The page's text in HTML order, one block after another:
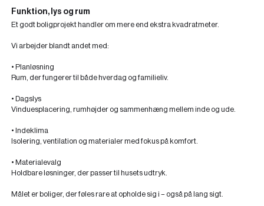
Funktion, lys og rum
Et godt boligprojekt handler om mere end ekstra kvadratmeter.
Vi arbejder blandt andet med:
• Planløsning
Rum, der fungerer til både hverdag og familieliv.
• Dagslys
Vinduesplacering, rumhøjder og sammenhæng mellem inde og ude.
• Indeklima
Isolering, ventilation og materialer med fokus på komfort.
• Materialevalg
Holdbare løsninger, der passer til husets udtryk.
Målet er boliger, der føles rare at opholde sig i – også på lang sigt.